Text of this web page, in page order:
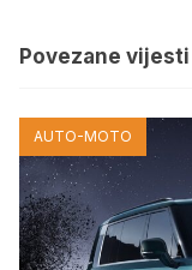
Povezane vijesti
AUTO-MOTO